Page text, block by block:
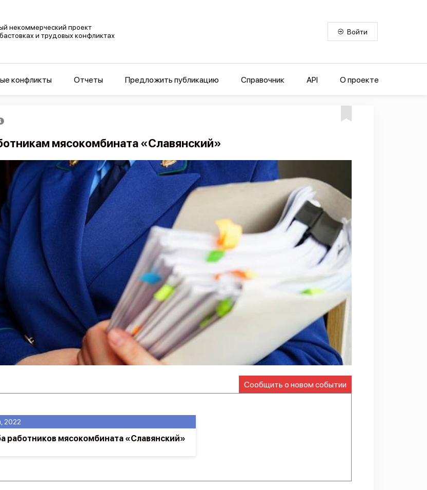
некоммерческий проект
и трудовых конфликтах
Войти
конфликты Отчеты Предложить публикацию Справочник API О проекте
мясокомбината «Славянский»
Сообщить о новом событии
2022
работников мясокомбината «Славянский»